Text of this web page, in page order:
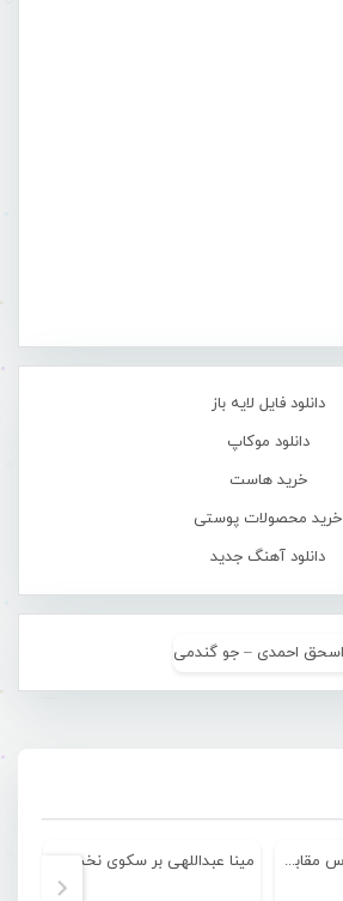
دانلود فایل لایه باز
دانلود موکاپ
خرید هاست
خرید محصولات پوستی
دانلود آهنگ جدید
برتری شهرداری بندرعباس مقابل نفت و گاز گچساران